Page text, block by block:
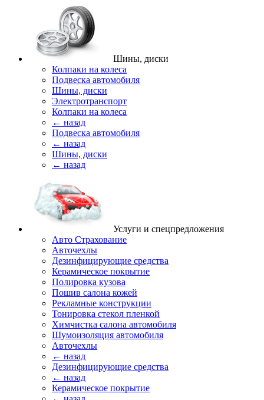
Шины, диски
Колпаки на колеса
Подвеска автомобиля
Шины, диски
Электротранспорт
Колпаки на колеса
← назад
Подвеска автомобиля
← назад
Шины, диски
← назад
Услуги и спецпредложения
Авто Страхование
Авточехлы
Дезинфицирующие средства
Керамическое покрытие
Полировка кузова
Пошив салона кожей
Рекламные конструкции
Тонировка стекол пленкой
Химчистка салона автомобиля
Шумоизоляция автомобиля
Авточехлы
← назад
Дезинфицирующие средства
← назад
Керамическое покрытие